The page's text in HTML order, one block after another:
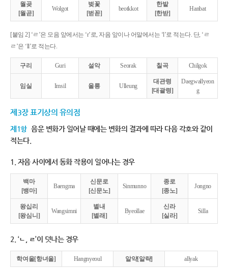
월곶
[월곧]
Wolgot
벚꽃
[벋꼳]
beotkkot
한밭
[한받]
Hanbat
[붙임 2] ‘ㄹ’은 모음 앞에서는 ‘r’로, 자음 앞이나 어말에서는 ‘l’로 적는다. 단, ‘ㄹ
ㄹ’은 ‘ll’로 적는다.
구리 Guri 설악 Seorak 칠곡 Chilgok
임실 Imsil 울릉 Ulleung
대관령
[대괄령]
Daegwallyeon
g
제3장 표기상의 유의점
제1항 음운 변화가 일어날 때에는 변화의 결과에 따라 다음 각호와 같이
적는다.
1. 자음 사이에서 동화 작용이 일어나는 경우
백마
[뱅마]
Baengma
신문로
[신문노]
Sinmunno
종로
[종노]
Jongno
왕십리
[왕심니]
Wangsimni
별내
[별래]
Byeollae
신라
[실라]
Silla
2. ‘ㄴ, ㄹ’이 덧나는 경우
학여울[항녀울] Hangnyeoul 알약[알략] allyak